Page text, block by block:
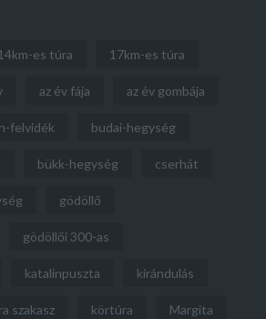
es túra 17km-es túra
az év fája az év gombája
felvidék budai-hegység
bükk-hegység cserhát
gödöllő
gödöllői 300-as
katalinpuszta kirándulás
szakasz körtúra Margita